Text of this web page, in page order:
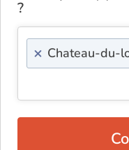
?
× Chateau-du-